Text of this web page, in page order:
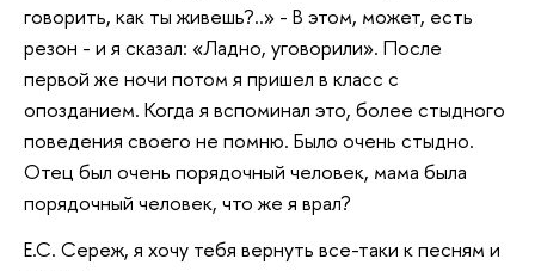
говорить, как ты живешь?..» - В этом, может, есть
резон - и я сказал: «Ладно, уговорили». После
первой же ночи потом я пришел в класс с
опозданием. Когда я вспоминал это, более стыдного
поведения своего не помню. Было очень стыдно.
Отец был очень порядочный человек, мама была
порядочный человек, что же я врал?
Е.С. Сереж, я хочу тебя вернуть все-таки к песням и